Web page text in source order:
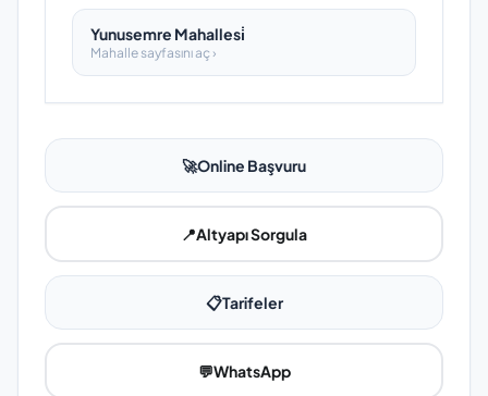
Yunusemre Mahallesi̇
Mahalle sayfasını aç ›
🚀Online Başvuru
📍Altyapı Sorgula
📋Tarifeler
💬WhatsApp